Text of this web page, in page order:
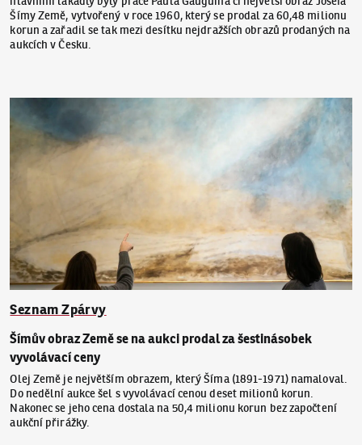
Šímy Země, vytvořený v roce 1960, který se prodal za 60,48 milionu
korun a zařadil se tak mezi desítku nejdražších obrazů prodaných na
aukcích v Česku.
Seznam Zpárvy
Šímův obraz Země se na aukci prodal za šestinásobek
vyvolávací ceny
Olej Země je největším obrazem, který Šíma (1891-1971) namaloval.
Do nedělní aukce šel s vyvolávací cenou deset milionů korun.
Nakonec se jeho cena dostala na 50,4 milionu korun bez započtení
aukční přirážky.